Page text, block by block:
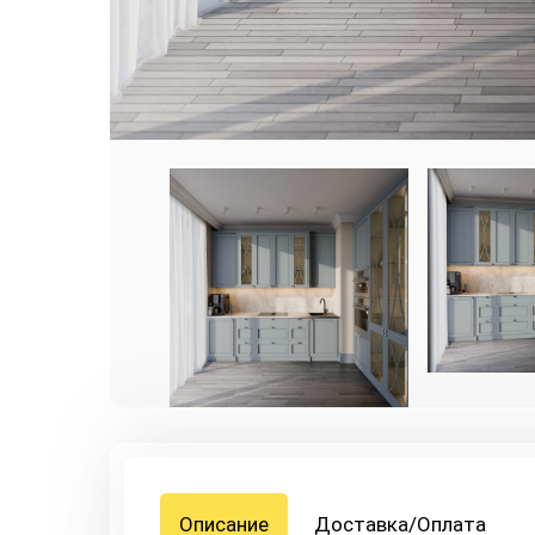
Описание Доставка/Оплата